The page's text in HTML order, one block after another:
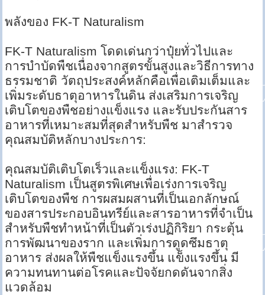
พลังของ FK-T Naturalism
FK-T Naturalism โดดเด่นกว่าปุ๋ยทั่วไปและ
การบำบัดพืชเนื่องจากสูตรขั้นสูงและวิธีการทาง
ธรรมชาติ วัตถุประสงค์หลักคือเพื่อเติมเต็มและ
เพิ่มระดับธาตุอาหารในดิน ส่งเสริมการเจริญ
เติบโตของพืชอย่างแข็งแรง และรับประกันสาร
อาหารที่เหมาะสมที่สุดสำหรับพืช มาสำรวจ
คุณสมบัติหลักบางประการ:
คุณสมบัติเติบโตเร็วและแข็งแรง: FK-T
Naturalism เป็นสูตรพิเศษเพื่อเร่งการเจริญ
เติบโตของพืช การผสมผสานที่เป็นเอกลักษณ์
ของสารประกอบอินทรีย์และสารอาหารที่จำเป็น
สำหรับพืชทำหน้าที่เป็นตัวเร่งปฏิกิริยา กระตุ้น
การพัฒนาของราก และเพิ่มการดูดซึมธาตุ
อาหาร ส่งผลให้พืชแข็งแรงขึ้น แข็งแรงขึ้น มี
ความทนทานต่อโรคและปัจจัยกดดันจากสิ่ง
แวดล้อม